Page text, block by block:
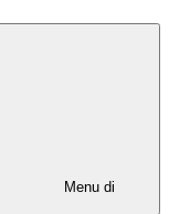
Menu di